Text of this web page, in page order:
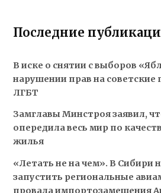
Последние
В иске о снятии с выборов
нарушении прав на советские
ЛГБТ
Замглавы Минстроя заявил,
опередила весь мир по
жилья
«Летать не на чем». В Сибири
запустить региональные
провала импортозамещения